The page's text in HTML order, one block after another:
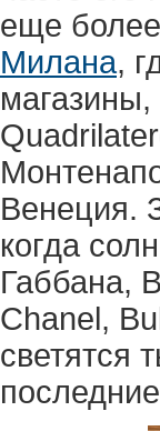
еще
Милана,
Венеция.
когда
Габбана,
Chanel,
светятся